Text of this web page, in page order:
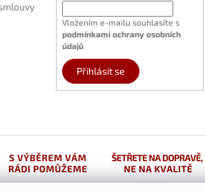
Vložením e-mailu souhlasíte s
podmínkami ochrany osobních
údajů
Přihlásit se